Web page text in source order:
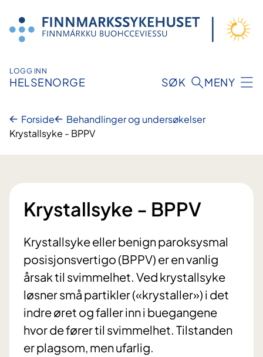
innhold
LOGG INN
HELSENORGE SØK MENY
Forside
Behandlinger og undersøkelser
Krystallsyke - BPPV
Krystallsyke - BPPV
Krystallsyke eller benign paroksysmal
posisjonsvertigo (BPPV) er en vanlig
årsak til svimmelhet. Ved krystallsyke
løsner små partikler («krystaller») i det
indre øret og faller inn i buegangene
hvor de fører til svimmelhet. Tilstanden
er plagsom, men ufarlig.